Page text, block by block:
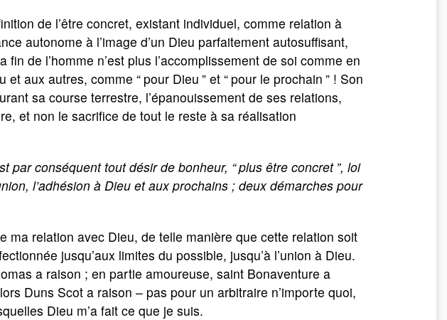
de l’être concret, existant individuel, comme relation à
autonome à l’image d’un Dieu parfaitement autosuffisant,
de l’homme n’est plus l’accomplissement de soi comme en
et aux autres, comme “pour Dieu ” et “ pour le prochain ” ! Son
sa course terrestre, l’épanouissement de ses relations,
et non le sacrifice de tout le reste à sa réalisation
par conséquent tout désir de bonheur, “plus être concret ”, loi
l’adhésion à Dieu et aux prochains ; deux démarches pour
ma relation avec Dieu, de telle manière que cette relation soit
jusqu’aux limites du possible, jusqu’à l’union à Dieu.
a raison ; en partie amoureuse, saint Bonaventure a
Duns Scot a raison – pas pour un arbitraire n’importe quoi,
Dieu m’a fait ce que je suis.